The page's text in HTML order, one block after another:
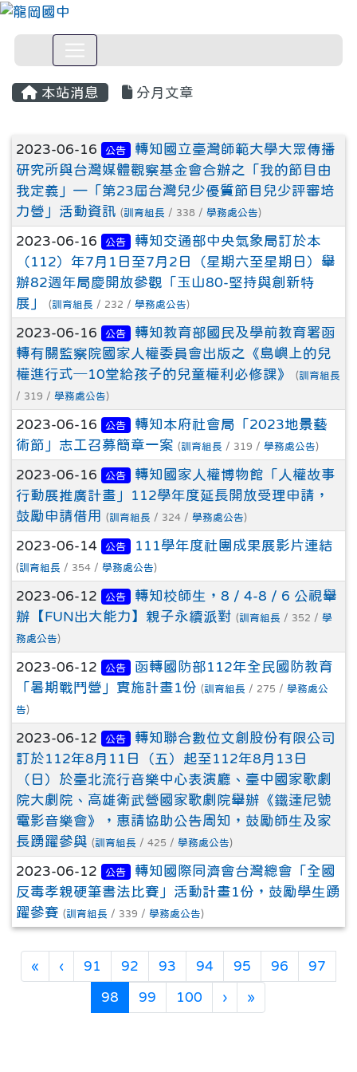
本站消息 分月文章
文章列表
2023-06-16 公告
轉知國立臺灣師範大學大眾傳播
研究所與台灣媒體觀察基金會合辦之「我的節目由
我定義」—「第23屆台灣兒少優質節目兒少評審培
力營」活動資訊 (訓育組長 / 338 / 學務處公告)
2023-06-16 公告
轉知交通部中央氣象局訂於本
（112）年7月1日至7月2日（星期六至星期日）舉
辦82週年局慶開放參觀「玉山80-堅持與創新特
展」
(訓育組長 / 232 / 學務處公告)
2023-06-16 公告
轉知教育部國民及學前教育署函
轉有關監察院國家人權委員會出版之《島嶼上的兒
權進行式─10堂給孩子的兒童權利必修課》
(訓育組長
/ 319 / 學務處公告)
2023-06-16 公告
轉知本府社會局「2023地景藝
術節」志工召募簡章一案 (訓育組長 / 319 / 學務處公告)
2023-06-16 公告
轉知國家人權博物館「人權故事
行動展推廣計畫」112學年度延長開放受理申請，
鼓勵申請借用
(訓育組長 / 324 / 學務處公告)
2023-06-14 公告 111學年度社團成果展影片連結
(訓育組長 / 354 / 學務處公告)
2023-06-12 公告
轉知校師生，8 / 4-8 / 6 公視舉
辦【FUN出大能力】親子永續派對 (訓育組長 / 352 / 學
務處公告)
2023-06-12 公告
函轉國防部112年全民國防教育
「暑期戰鬥營」實施計畫1份 (訓育組長 / 275 / 學務處公
告)
2023-06-12 公告
轉知聯合數位文創股份有限公司
訂於112年8月11日（五）起至112年8月13日
（日）於臺北流行音樂中心表演廳、臺中國家歌劇
院大劇院、高雄衛武營國家歌劇院舉辦《鐵達尼號
電影音樂會》，惠請協助公告周知，鼓勵師生及家
長踴躍參與 (訓育組長 / 425 / 學務處公告)
2023-06-12 公告
轉知國際同濟會台灣總會「全國
反毒孝親硬筆書法比賽」活動計畫1份，鼓勵學生踴
躍參賽 (訓育組長 / 339 / 學務處公告)
« 第一頁
‹上一頁
91 92 93 94 95 96 97
98 (目前頁次)
99 100 ›下一頁
»